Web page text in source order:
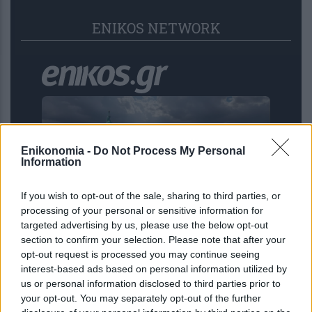
Enikonomia - Do Not Process My Personal
Information
If you wish to opt-out of the sale, sharing to third parties, or
processing of your personal or sensitive information for
targeted advertising by us, please use the below opt-out
section to confirm your selection. Please note that after your
opt-out request is processed you may continue seeing
interest-based ads based on personal information utilized by
us or personal information disclosed to third parties prior to
your opt-out. You may separately opt-out of the further
ENIKOS NETWORK
Θωρηκτά «Ντόναλντ Τραμπ»: Ένα
πρόγραμμα-μαμούθ με κόστος έως
275 δισ. δολάρια